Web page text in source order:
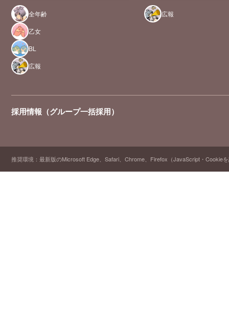
全年齢
乙女
BL
広報
広報
採用情報（グループ一括採用）
推奨環境：最新版のMicrosoft Edge、Safari、Chrome、Firefox（JavaScript・Cookie